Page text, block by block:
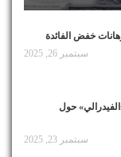
خفض الفائدة
سبتمبر 26, 2025
حول
سبتمبر 23, 2025